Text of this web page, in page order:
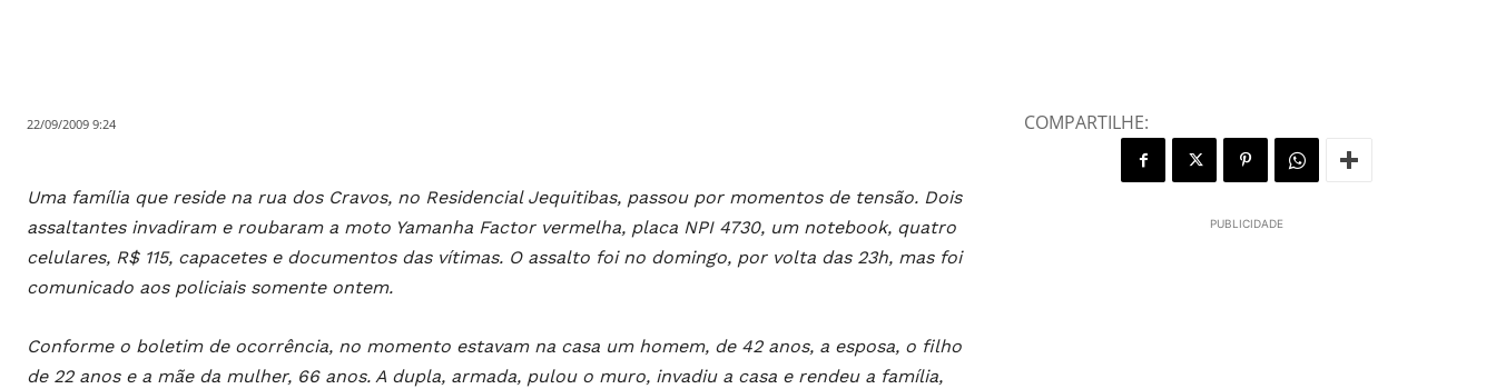
22/09/2009 9:24
Uma família que reside na rua dos Cravos, no Residencial Jequitibas, passou por momentos de tensão. Dois
assaltantes invadiram e roubaram a moto Yamanha Factor vermelha, placa NPI 4730, um notebook, quatro
celulares, R$ 115, capacetes e documentos das vítimas. O assalto foi no domingo, por volta das 23h, mas foi
comunicado aos policiais somente ontem.
Conforme o boletim de ocorrência, no momento estavam na casa um homem, de 42 anos, a esposa, o filho
de 22 anos e a mãe da mulher, 66 anos. A dupla, armada, pulou o muro, invadiu a casa e rendeu a família,
COMPARTILHE:
PUBLICIDADE